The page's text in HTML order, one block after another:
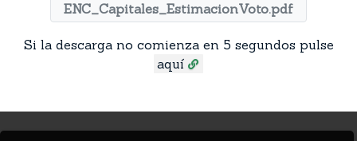
ENC_Capitales_EstimacionVoto.pdf
Si la descarga no comienza en 5 segundos pulse
aquí